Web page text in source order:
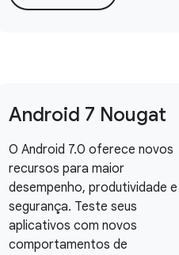
Android 7 Nougat
O Android 7.0 oferece novos
recursos para maior
desempenho, produtividade e
segurança. Teste seus
aplicativos com novos
comportamentos de